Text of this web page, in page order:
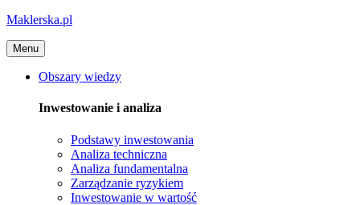
Maklerska.pl
Menu
Obszary wiedzy
Inwestowanie i analiza
Podstawy inwestowania
Analiza techniczna
Analiza fundamentalna
Zarządzanie ryzykiem
Inwestowanie w wartość